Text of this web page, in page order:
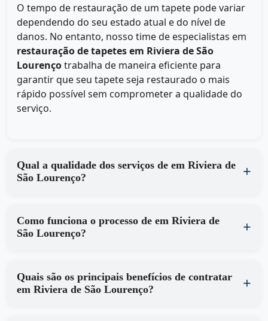
O tempo de restauração de um tapete pode variar
dependendo do seu estado atual e do nível de
danos. No entanto, nosso time de especialistas em
restauração de tapetes em Riviera de São
Lourençotrabalha de maneira eficiente para
garantir que seu tapete seja restaurado o mais
rápido possível sem comprometer a qualidade do
serviço.
Qual a qualidade dos serviços de em Riviera de
São Lourenço?
Como funciona o processo de em Riviera de
São Lourenço?
Quais são os principais benefícios de contratar
em Riviera de São Lourenço?